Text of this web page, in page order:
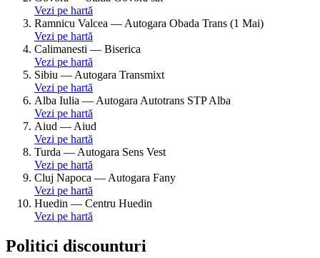
Vezi pe hartă
Ramnicu Valcea — Autogara Obada Trans (1 Mai)
Vezi pe hartă
Calimanesti — Biserica
Vezi pe hartă
Sibiu — Autogara Transmixt
Vezi pe hartă
Alba Iulia — Autogara Autotrans STP Alba
Vezi pe hartă
Aiud — Aiud
Vezi pe hartă
Turda — Autogara Sens Vest
Vezi pe hartă
Cluj Napoca — Autogara Fany
Vezi pe hartă
Huedin — Centru Huedin
Vezi pe hartă
Politici discounturi